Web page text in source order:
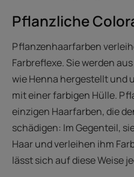
Pflanzliche
Pflanzenhaarfarben
Farbreflexe. Sie werden
wie Henna hergestellt und
mit einer farbigen Hülle.
einzigen Haarfarben, die
schädigen: Im Gegenteil,
Haar und verleihen ihm
lässt sich auf diese Weise